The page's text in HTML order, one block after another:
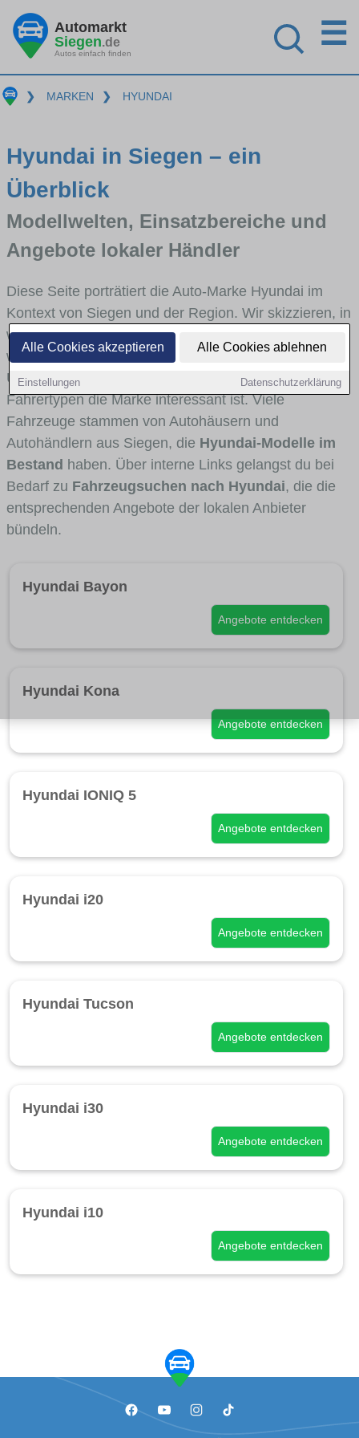
Alle Cookies akzeptieren Alle Cookies ablehnen
Einstellungen Datenschutzerklärung
Automarkt
Siegen.de
Autos einfach finden
☰
❯ MARKEN ❯ HYUNDAI
Hyundai in Siegen – ein
Überblick
Modellwelten, Einsatzbereiche und
Angebote lokaler Händler
Diese Seite porträtiert die Auto-Marke Hyundai im
Kontext von Siegen und der Region. Wir skizzieren, in
welchen Fahrzeugklassen Hyundai stark vertreten ist,
welche Modellreihen häufig im Stadt- und
Umlandverkehr zu sehen sind und für welche
Fahrertypen die Marke interessant ist. Viele
Fahrzeuge stammen von Autohäusern und
Autohändlern aus Siegen, die Hyundai-Modelle im
Bestand haben. Über interne Links gelangst du bei
Bedarf zu Fahrzeugsuchen nach Hyundai, die die
entsprechenden Angebote der lokalen Anbieter
bündeln.
Hyundai Bayon
Angebote entdecken
Hyundai Kona
Angebote entdecken
Hyundai IONIQ 5
Angebote entdecken
Hyundai i20
Angebote entdecken
Hyundai Tucson
Angebote entdecken
Hyundai i30
Angebote entdecken
Hyundai i10
Angebote entdecken